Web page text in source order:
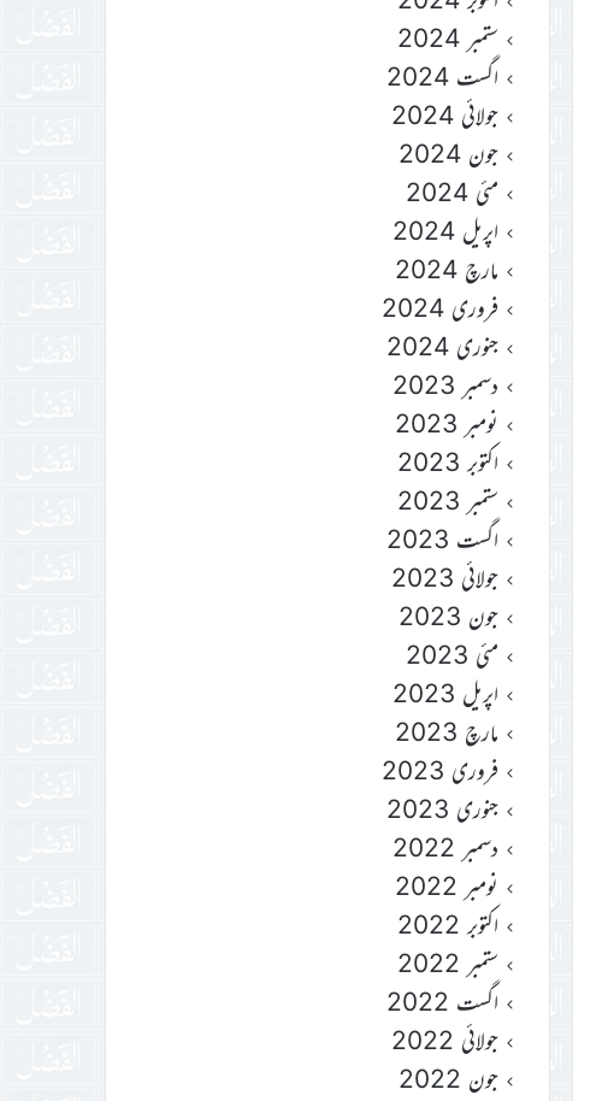
ستمبر 2024
اگست 2024
جولائی 2024
جون 2024
مئی 2024
اپریل 2024
مارچ 2024
فروری 2024
جنوری 2024
دسمبر 2023
نومبر 2023
اکتوبر 2023
ستمبر 2023
اگست 2023
جولائی 2023
جون 2023
مئی 2023
اپریل 2023
مارچ 2023
فروری 2023
جنوری 2023
دسمبر 2022
نومبر 2022
اکتوبر 2022
ستمبر 2022
اگست 2022
جولائی 2022
جون 2022